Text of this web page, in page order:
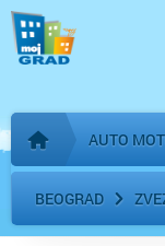
Početna stranica
AUTO
BEOGRAD